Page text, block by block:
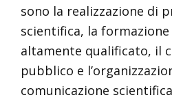
sono la realizzazione di
scientifica, la
altamente qualificato, il
pubblico e
comunicazione